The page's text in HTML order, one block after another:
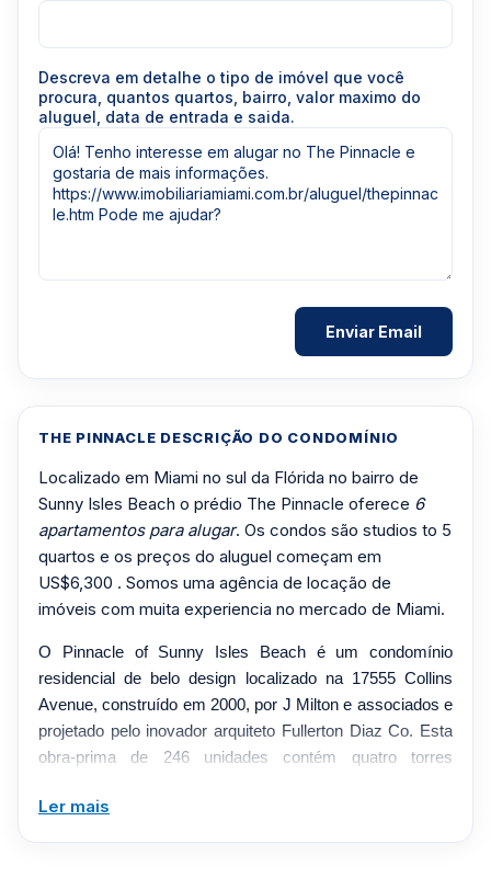
THE PINNACLE DESCRIÇÃO DO CONDOMÍNIO
Localizado em Miami no sul da Flórida no bairro de
Sunny Isles Beach o prédio The Pinnacle oferece 6
apartamentos para alugar. Os condos são studios to 5
quartos e os preços do aluguel começam em
US$6,300 . Somos uma agência de locação de
imóveis com muita experiencia no mercado de Miami.
O Pinnacle of Sunny Isles Beach é um condomínio
residencial de belo design localizado na 17555 Collins
Avenue, construído em 2000, por J Milton e associados e
projetado pelo inovador arquiteto Fullerton Diaz Co. Esta
obra-prima de 246 unidades contém quatro torres
unidades por andar por torre. Com unidades que variam
Ler mais
Descreva em detalhe o tipo de imóvel que você
procura, quantos quartos, bairro, valor maximo do
aluguel, data de entrada e saida.